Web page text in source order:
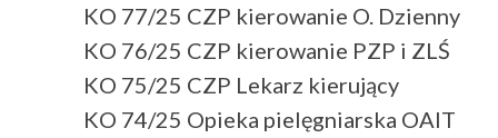
KO 77/25 CZP kierowanie O. Dzienny
KO 76/25 CZP kierowanie PZP i ZLŚ
KO 75/25 CZP Lekarz kierujący
KO 74/25 Opieka pielęgniarska OAIT